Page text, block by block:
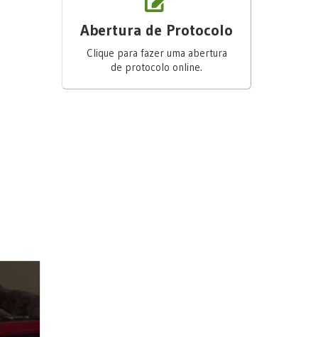
Abertura de Protocolo
Clique para fazer uma abertura
de protocolo online.